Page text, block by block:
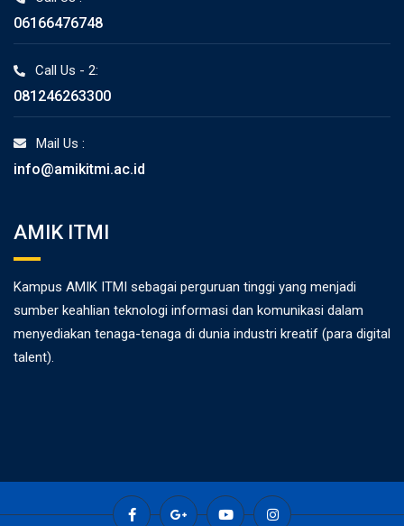
06166476748
Call Us - 2:
081246263300
Mail Us :
info@amikitmi.ac.id
AMIK ITMI
Kampus AMIK ITMI sebagai perguruan tinggi yang menjadi
sumber keahlian teknologi informasi dan komunikasi dalam
menyediakan tenaga-tenaga di dunia industri kreatif (para digital
talent).